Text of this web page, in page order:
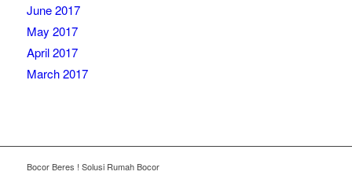
June 2017
May 2017
April 2017
March 2017
Bocor Beres ! Solusi Rumah Bocor